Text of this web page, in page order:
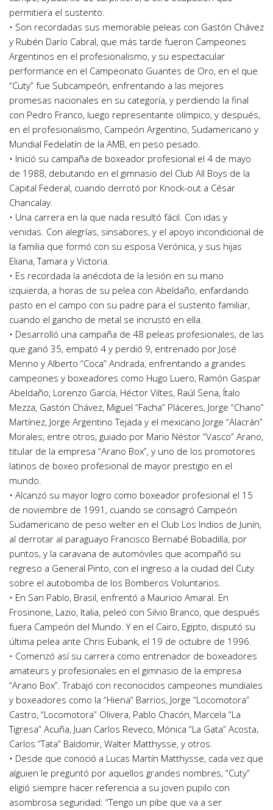
permitiera el sustento.
• Son recordadas sus memorable peleas con Gastón Chávez
y Rubén Darío Cabral, que más tarde fueron Campeones
Argentinos en el profesionalismo, y su espectacular
performance en el Campeonato Guantes de Oro, en el que
“Cuty” fue Subcampeón, enfrentando a las mejores
promesas nacionales en su categoría, y perdiendo la final
con Pedro Franco, luego representante olímpico, y después,
en el profesionalismo, Campeón Argentino, Sudamericano y
Mundial Fedelatín de la AMB, en peso pesado.
• Inició su campaña de boxeador profesional el 4 de mayo
de 1988, debutando en el gimnasio del Club All Boys de la
Capital Federal, cuando derrotó por Knock-out a César
Chancalay.
• Una carrera en la que nada resultó fácil. Con idas y
venidas. Con alegrías, sinsabores, y el apoyo incondicional de
la familia que formó con su esposa Verónica, y sus hijas
Eliana, Tamara y Victoria.
• Es recordada la anécdota de la lesión en su mano
izquierda, a horas de su pelea con Abeldaño, enfardando
pasto en el campo con su padre para el sustento familiar,
cuando el gancho de metal se incrustó en ella.
• Desarrolló una campaña de 48 peleas profesionales, de las
que ganó 35, empató 4 y perdió 9, entrenado por José
Menno y Alberto “Coca” Andrada, enfrentando a grandes
campeones y boxeadores como Hugo Luero, Ramón Gaspar
Abeldaño, Lorenzo García, Héctor Viltes, Raúl Sena, Ítalo
Mezza, Gastón Chávez, Miguel “Facha” Pláceres, Jorge “Chano”
Martínez, Jorge Argentino Tejada y el mexicano Jorge “Alacrán”
Morales, entre otros, guiado por Mario Néstor “Vasco” Arano,
titular de la empresa “Arano Box”, y uno de los promotores
latinos de boxeo profesional de mayor prestigio en el
mundo.
• Alcanzó su mayor logro como boxeador profesional el 15
de noviembre de 1991, cuando se consagró Campeón
Sudamericano de peso welter en el Club Los Indios de Junín,
al derrotar al paraguayo Francisco Bernabé Bobadilla, por
puntos, y la caravana de automóviles que acompañó su
regreso a General Pinto, con el ingreso a la ciudad del Cuty
sobre el autobomba de los Bomberos Voluntarios.
• En San Pablo, Brasil, enfrentó a Mauricio Amaral. En
Frosinone, Lazio, Italia, peleó con Silvio Branco, que después
fuera Campeón del Mundo. Y en el Cairo, Egipto, disputó su
última pelea ante Chris Eubank, el 19 de octubre de 1996.
• Comenzó así su carrera como entrenador de boxeadores
amateurs y profesionales en el gimnasio de la empresa
“Arano Box”. Trabajó con reconocidos campeones mundiales
y boxeadores como la “Hiena” Barrios, Jorge “Locomotora”
Castro, “Locomotora” Olivera, Pablo Chacón, Marcela “La
Tigresa” Acuña, Juan Carlos Reveco, Mónica “La Gata” Acosta,
Carlos “Tata” Baldomir, Walter Matthysse, y otros.
• Desde que conoció a Lucas Martín Matthysse, cada vez que
alguien le preguntó por aquellos grandes nombres, “Cuty”
eligió siempre hacer referencia a su joven pupilo con
asombrosa seguridad: “Tengo un pibe que va a ser